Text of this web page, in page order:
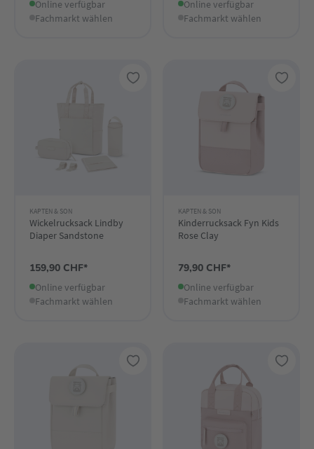
Online verfügbar
Fachmarkt wählen
Online verfügbar
Fachmarkt wählen
KAPTEN & SON
Wickelrucksack Lindby
Diaper Sandstone
159,90 CHF*
Online verfügbar
Fachmarkt wählen
KAPTEN & SON
Kinderrucksack Fyn Kids
Rose Clay
79,90 CHF*
Online verfügbar
Fachmarkt wählen